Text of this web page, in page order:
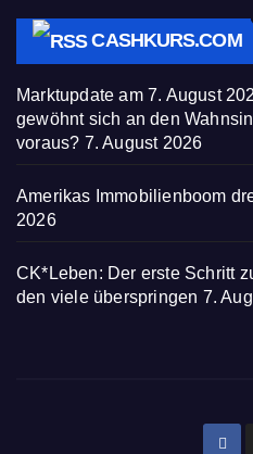
CASHKURS.COM
Marktupdate am 7. August
gewöhnt sich an den
voraus? 7. August 2026
Amerikas Immobilienboom
2026
CK*Leben: Der erste Schritt
den viele überspringen 7.